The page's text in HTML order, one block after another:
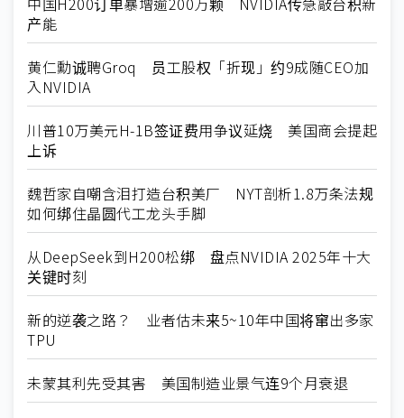
产能
黄仁勳诚聘Groq 员工股权「折现」约9成随CEO加
入NVIDIA
川普10万美元H-1B签证费用争议延烧 美国商会提起
上诉
魏哲家自嘲含泪打造台积美厂 NYT剖析1.8万条法规
如何绑住晶圆代工龙头手脚
从DeepSeek到H200松绑 盘点NVIDIA 2025年十大
关键时刻
新的逆袭之路？ 业者估未来5~10年中国将窜出多家
TPU
未蒙其利先受其害 美国制造业景气连9个月衰退